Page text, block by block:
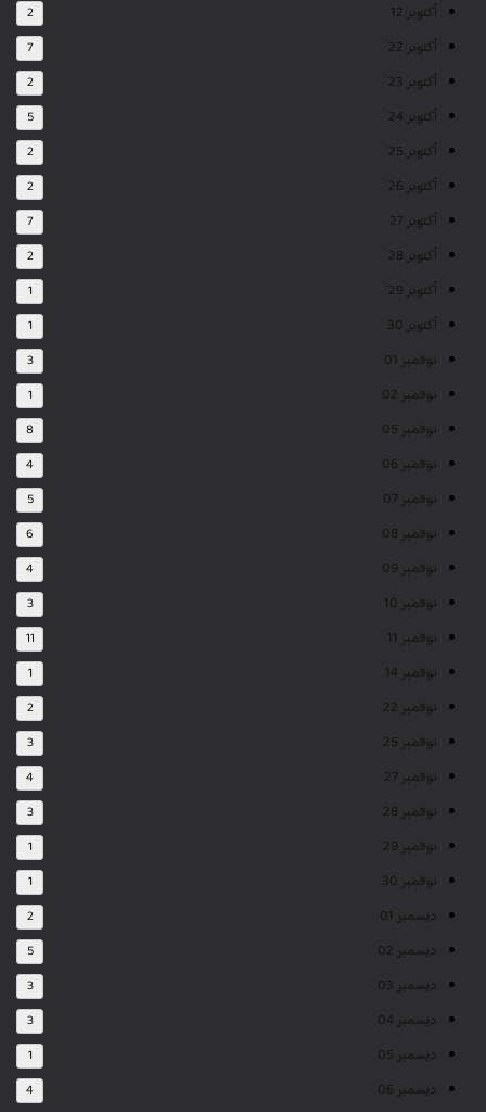
أكتوبر 12 2
أكتوبر 22 7
أكتوبر 23 2
أكتوبر 24 5
أكتوبر 25 2
أكتوبر 26 2
أكتوبر 27 7
أكتوبر 28 2
أكتوبر 29 1
أكتوبر 30 1
نوفمبر 01 3
نوفمبر 02 1
نوفمبر 05 8
نوفمبر 06 4
نوفمبر 07 5
نوفمبر 08 6
نوفمبر 09 4
نوفمبر 10 3
نوفمبر 11 11
نوفمبر 14 1
نوفمبر 22 2
نوفمبر 25 3
نوفمبر 27 4
نوفمبر 28 3
نوفمبر 29 1
نوفمبر 30 1
ديسمبر 01 2
ديسمبر 02 5
ديسمبر 03 3
ديسمبر 04 3
ديسمبر 05 1
ديسمبر 06 4